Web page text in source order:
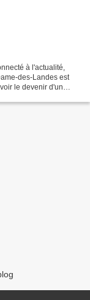
à l'actualité,
des-Landes est
le devenir d'un